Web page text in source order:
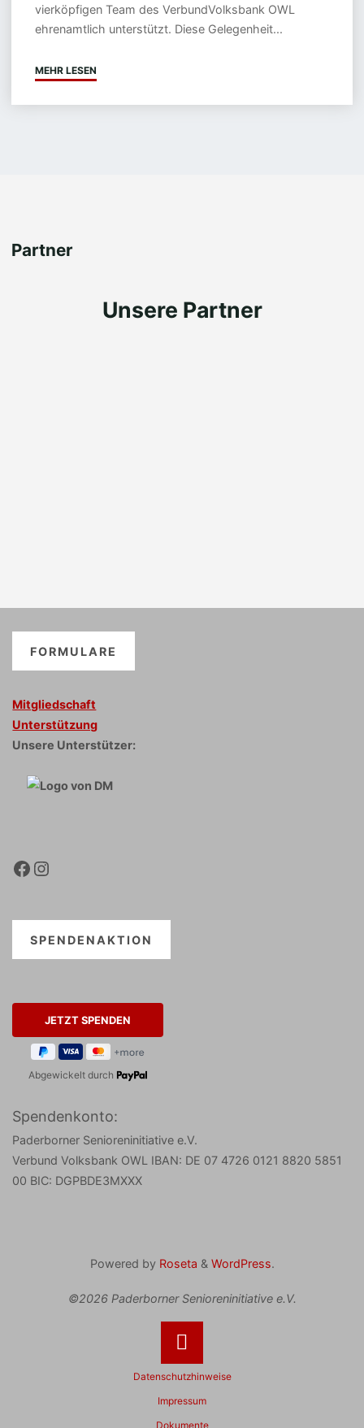
vierköpfigen Team des VerbundVolksbank OWL
ehrenamtlich unterstützt. Diese Gelegenheit...
MEHR LESEN
–
Partner
Unsere Partner
FORMULARE
Mitgliedschaft
Unterstützung
Unsere Unterstützer:
Facebook
Instagram
SPENDENAKTION
Abgewickelt durch
Spendenkonto:
Paderborner Senioreninitiative e.V.
Verbund Volksbank OWL IBAN: DE 07 4726 0121 8820 5851
00 BIC: DGPBDE3MXXX
Powered byRoseta & WordPress.
©2026 Paderborner Senioreninitiative e.V.
Datenschutzhinweise
Impressum
Dokumente
Back
to